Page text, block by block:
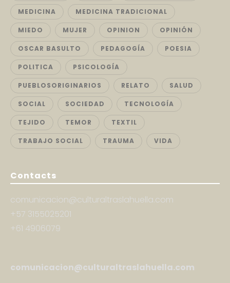
MEDICINA MEDICINA TRADICIONAL
MIEDO MUJER OPINION OPINIÓN
OSCAR BASULTO PEDAGOGÍA POESIA
POLITICA PSICOLOGÍA
PUEBLOSORIGINARIOS RELATO SALUD
SOCIAL SOCIEDAD TECNOLOGÍA
TEJIDO TEMOR TEXTIL
TRABAJO SOCIAL TRAUMA VIDA
Contacts
comunicacion@culturaltraslahuella.com
+57 3155025201
+61 4906079
comunicacion@culturaltraslahuella.com